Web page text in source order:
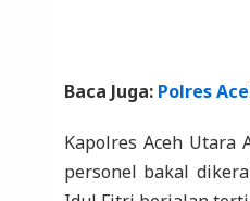
Baca Juga: Polres
Kapolres Aceh Utara
personel bakal